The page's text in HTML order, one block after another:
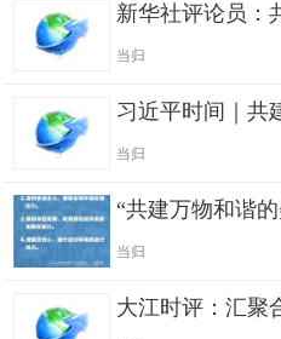
新华社评论员：
当归
习近平时间｜共
当归
当归
大江时评：汇聚合